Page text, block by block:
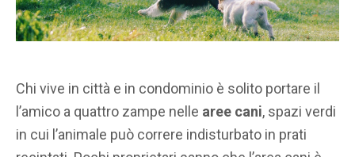
Chi vive in città e in condominio è solito portare il
l’amico a quattro zampe nelle aree cani, spazi verdi
in cui l’animale può correre indisturbato in prati